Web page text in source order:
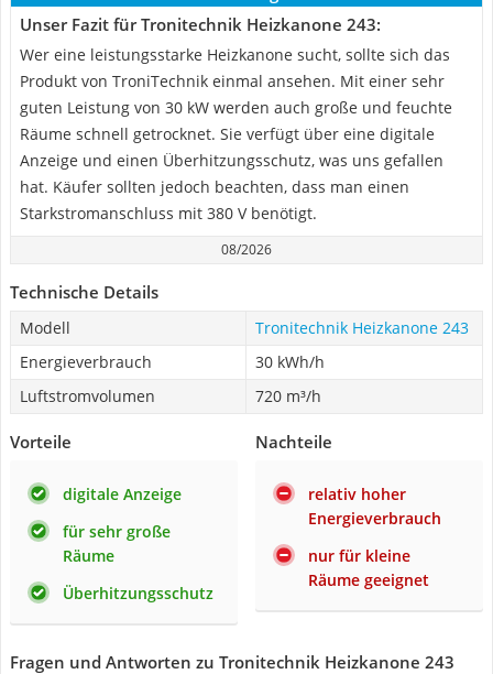
Unser Fazit für Tronitechnik Heizkanone 243:
Wer eine leistungsstarke Heizkanone sucht, sollte sich das
Produkt von TroniTechnik einmal ansehen. Mit einer sehr
guten Leistung von 30 kW werden auch große und feuchte
Räume schnell getrocknet. Sie verfügt über eine digitale
Anzeige und einen Überhitzungsschutz, was uns gefallen
hat. Käufer sollten jedoch beachten, dass man einen
Starkstromanschluss mit 380 V benötigt.
08/2026
Technische Details
Modell
Tronitechnik Heizkanone 243
Energieverbrauch
30 kWh/h
Luftstromvolumen
720 m³/h
Vorteile
digitale Anzeige
für sehr große
Räume
Überhitzungsschutz
Nachteile
relativ hoher
Energieverbrauch
nur für kleine
Räume geeignet
Fragen und Antworten zu Tronitechnik Heizkanone 243